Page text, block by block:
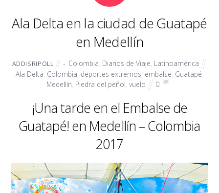
Ala Delta en la ciudad de Guatapé
en Medellín
ADDISRIPOLL -, Colombia Diarios de Viaje Latinoamérica
Ala Delta, Colombia, deportes extremos, embalse, Guatapé,
Medellín, Piedra del peñol, vuelo 0
¡Una tarde en el Embalse de
Guatapé! en Medellín – Colombia
2017